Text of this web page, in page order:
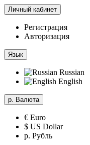
Личный кабинет
Регистрация
Авторизация
Язык
Russian
English
р. Валюта
€ Euro
$ US Dollar
р. Рубль